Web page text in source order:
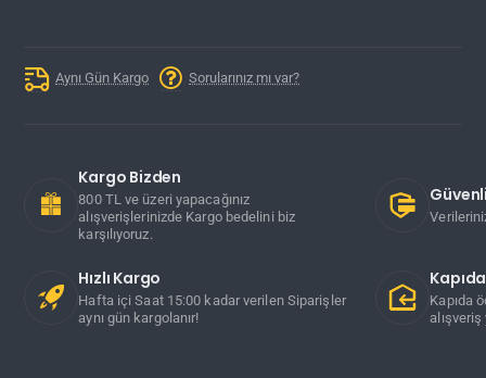
Aynı Gün Kargo Sorularınız mı var?
Kargo Bizden
800 TL ve üzeri yapacağınız
alışverişlerinizde Kargo bedelini biz
karşılıyoruz.
Hızlı Kargo
Hafta içi Saat 15:00 kadar verilen Siparişler
aynı gün kargolanır!
Kapıda